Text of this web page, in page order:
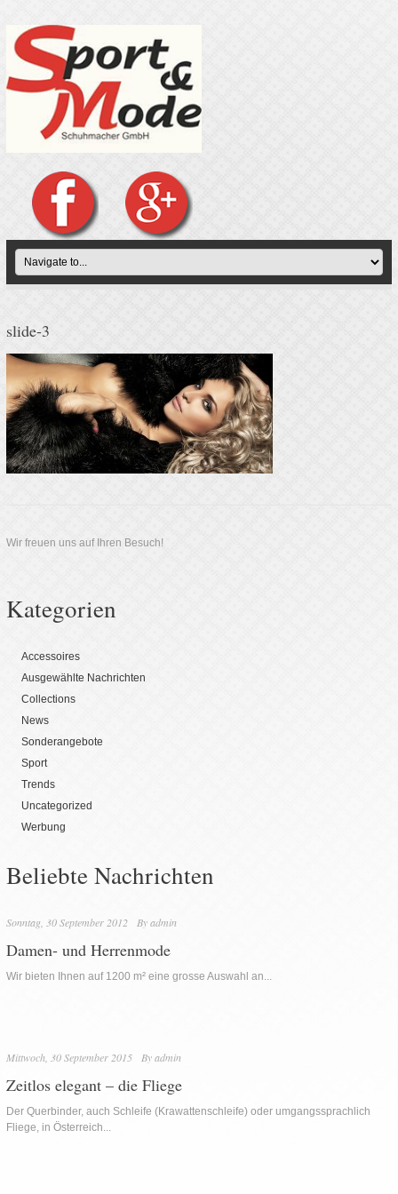
slide-3
Wir freuen uns auf Ihren Besuch!
Kategorien
Accessoires
Ausgewählte Nachrichten
Collections
News
Sonderangebote
Sport
Trends
Uncategorized
Werbung
Beliebte Nachrichten
Sonntag, 30 September 2012 Byadmin
Damen- und Herrenmode
Wir bieten Ihnen auf 1200 m² eine grosse Auswahl an...
Mittwoch, 30 September 2015 Byadmin
Zeitlos elegant – die Fliege
Der Querbinder, auch Schleife (Krawattenschleife) oder umgangssprachlich
Fliege, in Österreich...